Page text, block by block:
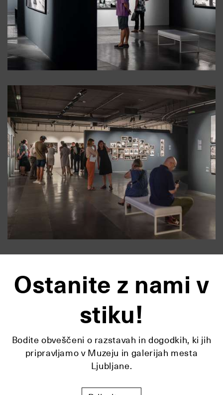
Ostanite z nami v
stiku!
Bodite obveščeni o razstavah in dogodkih, ki jih
pripravljamo v Muzeju in galerijah mesta
Ljubljane.